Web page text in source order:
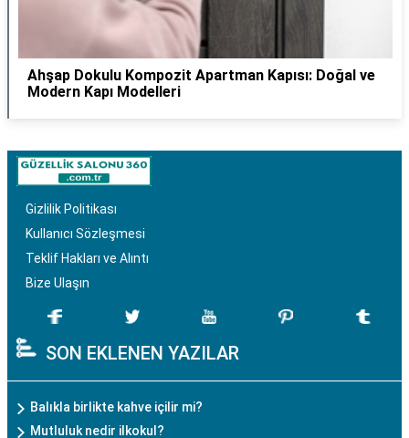
Ahşap Dokulu Kompozit Apartman Kapısı: Doğal ve
Modern Kapı Modelleri
Gizlilik Politikası
Kullanıcı Sözleşmesi
Teklif Hakları ve Alıntı
Bize Ulaşın
SON EKLENEN YAZILAR
Balıkla birlikte kahve içilir mi?
Mutluluk nedir ilkokul?